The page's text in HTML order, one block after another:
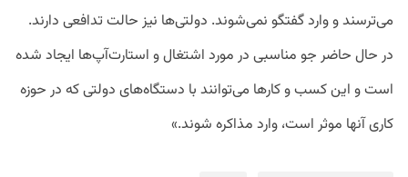
می‌ترسند و وارد گفتگو نمی‌شوند. دولتی‌ها نیز حالت تدافعی دارند.
در حال حاضر جو مناسبی در مورد اشتغال و استارت‌آپ‌ها ایجاد شده
است و این کسب و کارها می‌توانند با دستگا‌ه‌های دولتی که در حوزه
کاری آنها موثر است، وارد مذاکره شوند.»‏